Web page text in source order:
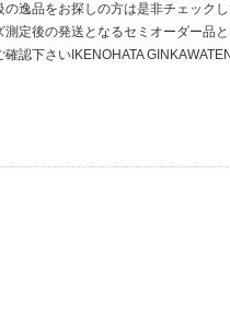
逸品をお探しの方は是非チェック
定後の発送となるセミオーダー品と
認下さいIKENOHATA